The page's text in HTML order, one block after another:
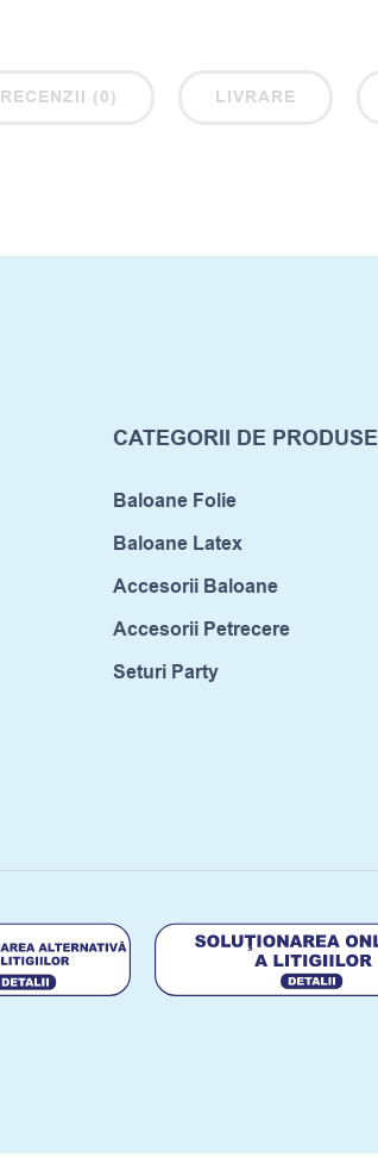
RECENZII (0) LIVRARE
CATEGORII DE PRODUSE
Baloane Folie
Baloane Latex
Accesorii Baloane
Accesorii Petrecere
Seturi Party